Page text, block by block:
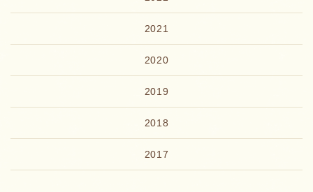
2021
2020
2019
2018
2017